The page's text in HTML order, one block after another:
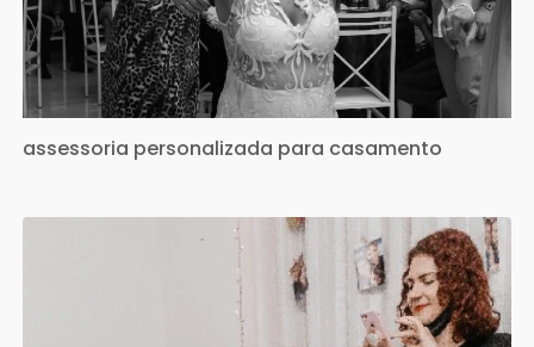
assessoria personalizada para casamento